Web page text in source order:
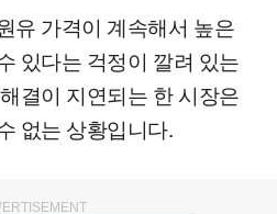
유 가격이 계속해서 높은
있다는 걱정이 깔려 있는
결이 지연되는 한 시장은
없는 상황입니다.